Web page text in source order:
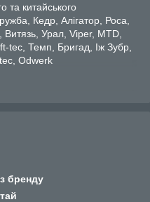
та китайського
Кедр, Алігатор, Роса,
Урал, Viper, MTD,
tec, Темп, Бригад, Іж Зубр,
Odwerk
бренду